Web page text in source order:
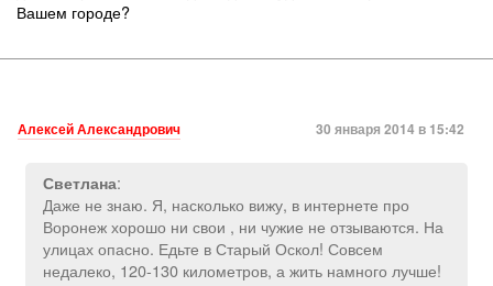
Вашем городе?
Алексей Александрович 30 января 2014 в 15:42
Светлана:
Даже не знаю. Я, насколько вижу, в интернете про
Воронеж хорошо ни свои , ни чужие не отзываются. На
улицах опасно. Едьте в Старый Оскол! Совсем
недалеко, 120-130 километров, а жить намного лучше!